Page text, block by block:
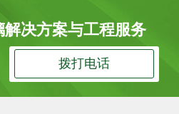
决方案与工程服务
拨打电话